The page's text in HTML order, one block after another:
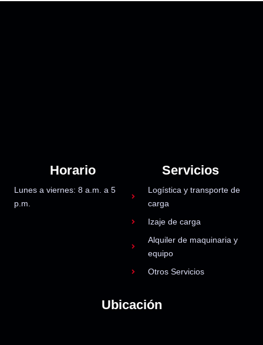
Horario
Lunes a viernes: 8 a.m. a 5
p.m.
Servicios
Logística y transporte de
carga
Izaje de carga
Alquiler de maquinaria y
equipo
Otros Servicios
Ubicación